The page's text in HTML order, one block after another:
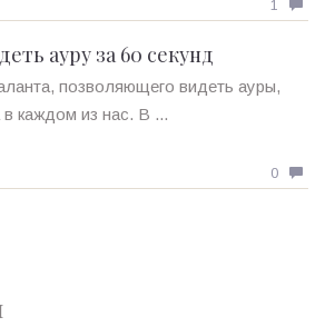
1
ауру за 60 секунд
позволяющего видеть ауры,
каждом из нас. В ...
0